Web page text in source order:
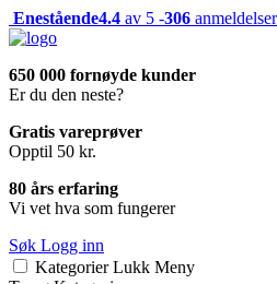
Enestående4.4 av 5 -306 anmeldelser
650 000 fornøyde kunder
Er du den neste?
Gratis vareprøver
Opptil 50 kr.
80 års erfaring
Vi vet hva som fungerer
Søk Logg inn
Kategorier Lukk Meny